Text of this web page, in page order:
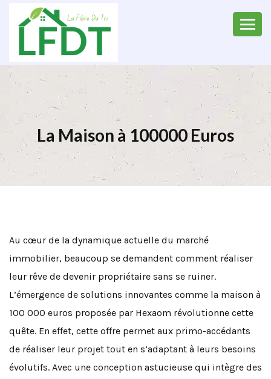
La Maison à 100000 Euros
Au cœur de la dynamique actuelle du marché
immobilier, beaucoup se demandent comment réaliser
leur rêve de devenir propriétaire sans se ruiner.
L’émergence de solutions innovantes comme la maison à
100 000 euros proposée par Hexaom révolutionne cette
quête. En effet, cette offre permet aux primo-accédants
de réaliser leur projet tout en s’adaptant à leurs besoins
évolutifs. Avec une conception astucieuse qui intègre des